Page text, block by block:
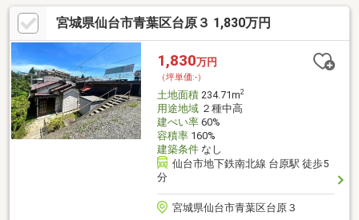
対象となります※対象不動産土地面積とは別に下記通路持分あり
228番12 地積：12㎡ 持分：1/1228番18 地積：23㎡ 持分：
1/1※対象不動産土地面積とは別に下記私道負担あり202番43 地
積：52㎡ 持分：7/48227番1 地積：251㎡ 持分：3/176228番
9 地積：180㎡ 持分：1/10
宮城県仙台市青葉区台原３ 1,830万円
1,830万円
（坪単価:-）
土地面積234.71m2
用途地域２種中高
建ぺい率60%
容積率160%
建築条件なし
仙台市地下鉄南北線 台原駅 徒歩5
分
宮城県仙台市青葉区台原３